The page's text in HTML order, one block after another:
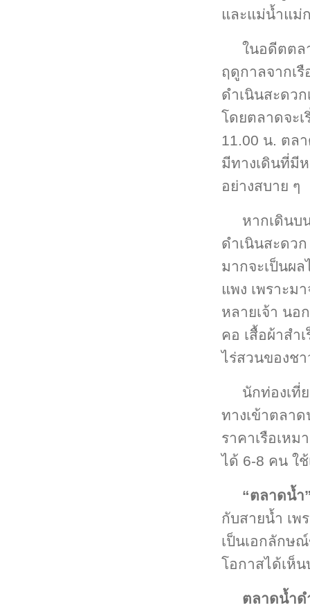
และแม่น้ำแม่
ในอดีตตล
ฤดูกาลจากเ
ดำเนินสะดว
โดยตลาดจะ
11.00 น. ตล
มีทางเดินที่มี
อย่างสบาย ๆ
หากเดินบ
ดำเนินสะดว
มากจะเป็นผ
แพง เพราะม
หลายเจ้า นอ
คอ เสื้อผ้าสำ
ไร่สวนของช
นักท่องเที่
ทางเข้าตลา
ราคาเรือเหม
ได้ 6-8 คน ใ
“ตลาดน้ำ
กับสายน้ำ เพ
เป็นเอกลักษ
โอกาสได้เห็
ตลาดน้ำด